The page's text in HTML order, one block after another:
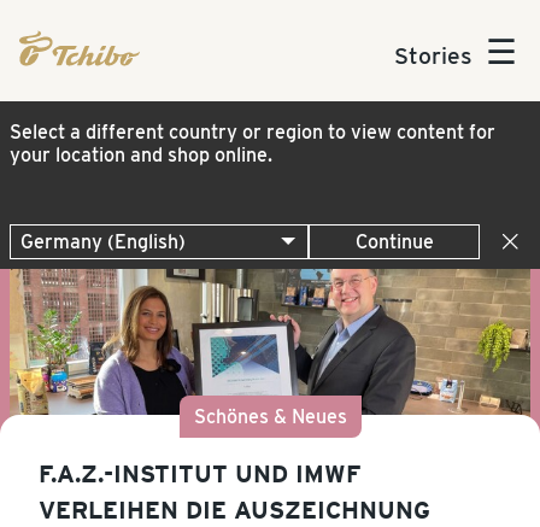
Stories ☰
Select a different country or region to view content for
your location and shop online.
Continue
Schönes & Neues
F.A.Z.-INSTITUT UND IMWF
VERLEIHEN DIE AUSZEICHNUNG